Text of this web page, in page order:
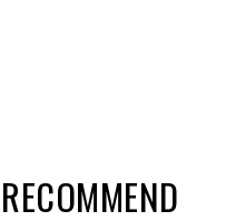
RECOMMEND